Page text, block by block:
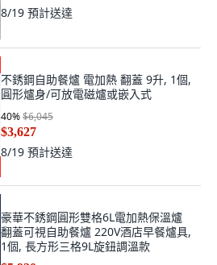
8/19 預計送達
不銹鋼自助餐爐 電加熱 翻蓋 9升, 1個,
圓形爐身/可放電磁爐或嵌入式
40%$6,045
$3,627
8/19 預計送達
豪華不銹鋼圓形雙格6L電加熱保溫爐
翻蓋可視自助餐爐 220V酒店早餐爐具,
1個, 長方形三格9L旋鈕調溫款